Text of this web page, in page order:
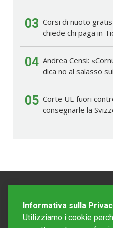
03 Corsi di nuoto
chiede chi paga in
04 Andrea Censi:
dica no al salasso
05 Corte UE fuori
consegnarle la
Informativa sulla
Utilizziamo i cookie